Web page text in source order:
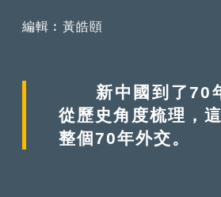
編輯︰黃皓頤
新中國到了70年
從歷史角度梳理，
整個70年外交。